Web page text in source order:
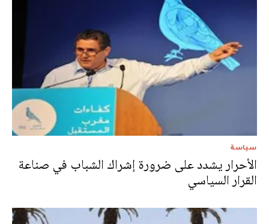
سياسة
الأحرار يشدد على ضرورة إشراك الشباب في صناعة
القرار السياسي